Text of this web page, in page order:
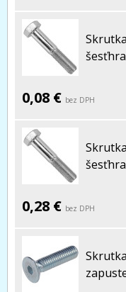
0,08 € bez DPH
0,28 € bez DPH